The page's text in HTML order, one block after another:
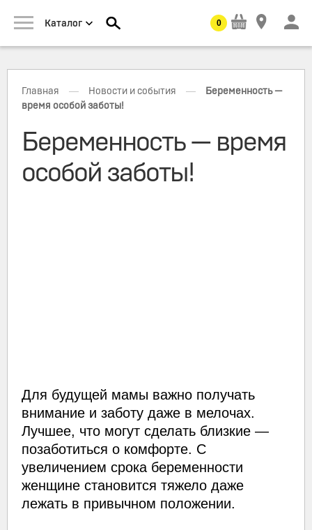
Каталог 0
Главная — Новости и события —
Беременность —
время особой заботы!
Беременность — время
особой заботы!
Для будущей мамы важно получать
внимание и заботу даже в мелочах.
Лучшее, что могут сделать близкие —
позаботиться о комфорте. С
увеличением срока беременности
женщине становится тяжело даже
лежать в привычном положении.